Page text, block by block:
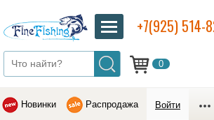
0
+7(925) 514-
Новинки Распродажа Войти